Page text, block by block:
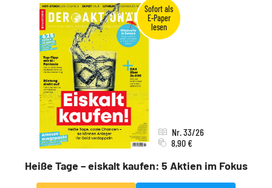
Heiße Tage – eiskalt kaufen: 5 Aktien im Fokus
Nr. 33/26
8,90 €